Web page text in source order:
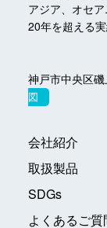
アジア、オセ
20年を超える
神戸市中央区
図
会社紹介
取扱製品
SDGs
よくあるご質